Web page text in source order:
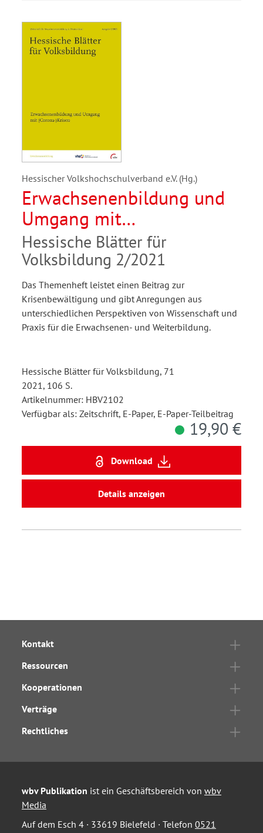
Hessischer Volkshochschulverband e.V. (Hg.)
Erwachsenenbildung und
Umgang mit
(Corona-)Krisen
Hessische Blätter für
Volksbildung 2/2021
Das Themenheft leistet einen Beitrag zur
Krisenbewältigung und gibt Anregungen aus
unterschiedlichen Perspektiven von Wissenschaft und
Praxis für die Erwachsenen- und Weiterbildung.
Hessische Blätter für Volksbildung, 71
2021, 106 S.
Artikelnummer: HBV2102
Verfügbar als: Zeitschrift, E-Paper, E-Paper-Teilbeitrag
19,90 €
Download
Details anzeigen
Kontakt
Ressourcen
Kooperationen
Verträge
Rechtliches
wbv Publikation ist ein Geschäftsbereich von wbv
Media
Auf dem Esch 4 · 33619 Bielefeld · Telefon 0521